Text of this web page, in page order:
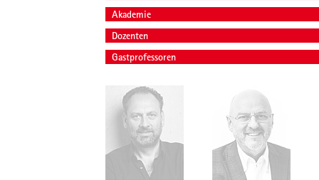
Akademie
Dozenten
Gastprofessoren